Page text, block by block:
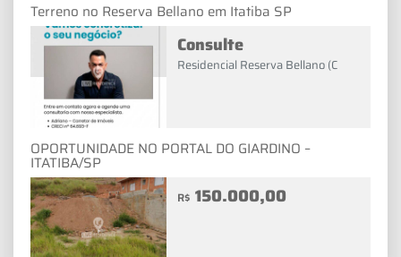
Terreno no Reserva Bellano em Itatiba SP
Consulte
Residencial Reserva Bellano (C
OPORTUNIDADE NO PORTAL DO GIARDINO –
ITATIBA/SP
R$ 150.000,00